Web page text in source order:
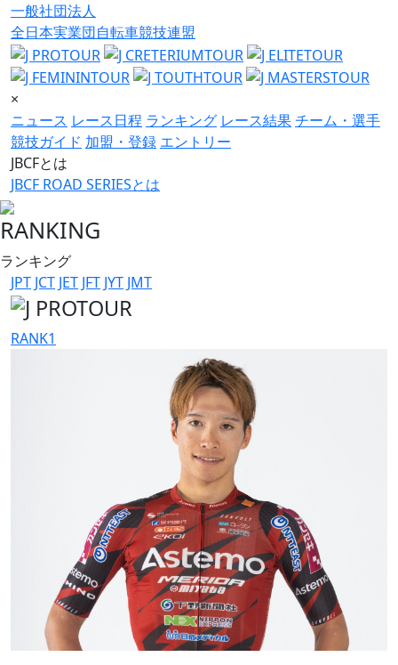
一般社団法人
全日本実業団自転車競技連盟
×
ニュース レース日程 ランキング レース結果チーム・選手
競技ガイド 加盟・登録 エントリー
JBCFとは
JBCF ROAD SERIESとは
RANKING
ランキング
JPT JCT JET JFT JYT JMT
RANK1